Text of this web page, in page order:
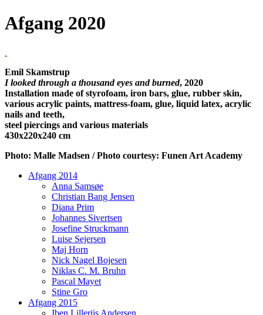
Afgang 2020
Emil Skamstrup
I looked through a thousand eyes and burned, 2020
Installation made of styrofoam, iron bars, glue, rubber skin,
various acrylic paints, mattress-foam, glue, liquid latex, acrylic
nails and teeth,
steel piercings and various materials
430x220x240 cm
Photo: Malle Madsen / Photo courtesy: Funen Art Academy
Afgang 2014
Anna Samsøe
Christian Bang Jensen
Diana Prim
Johannes Sivertsen
Josefine Struckmann
Luise Sejersen
Maj Horn
Nick Nagel Bojesen
Niklas C. M. Bruhn
Pascal Mayet
Stine Gro
Afgang 2015
Iben Lilleriis Andersen